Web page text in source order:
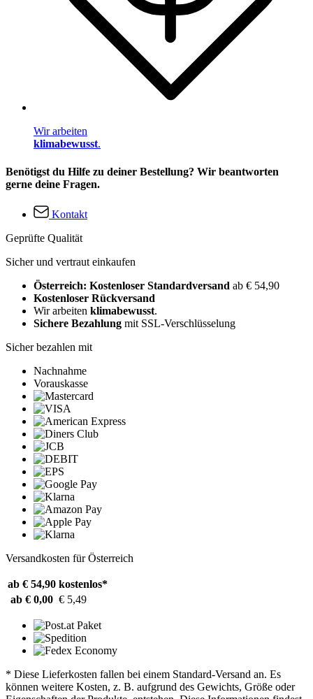
Wir arbeiten
klimabewusst.
Benötigst du Hilfe zu deiner Bestellung? Wir beantworten
gerne deine Fragen.
Kontakt
Geprüfte Qualität
Sicher und vertraut einkaufen
Österreich: Kostenloser Standardversand ab € 54,90
Kostenloser Rückversand
Wir arbeiten klimabewusst.
Sichere Bezahlung mit SSL-Verschlüsselung
Sicher bezahlen mit
Nachnahme
Vorauskasse
Versandkosten für Österreich
ab € 54,90 kostenlos*
ab € 0,00 € 5,49
* Diese Lieferkosten fallen bei einem Standard-Versand an. Es
können weitere Kosten, z. B. aufgrund des Gewichts, Größe oder